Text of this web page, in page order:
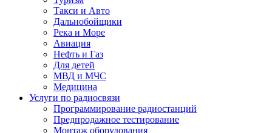
Такси и Авто
Дальнобойщики
Река и Море
Авиация
Нефть и Газ
Для детей
МВД и МЧС
Медицина
Услуги по радиосвязи
Программирование радиостанций
Предпродажное тестирование
Монтаж оборудования